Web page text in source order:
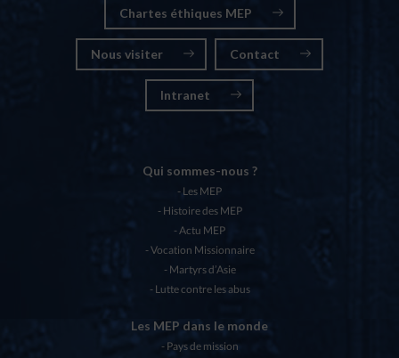
Chartes éthiques MEP
Nous visiter Contact
Intranet
Qui sommes-nous ?
Les MEP
Histoire des MEP
Actu MEP
Vocation Missionnaire
Martyrs d’Asie
Lutte contre les abus
Les MEP dans le monde
Pays de mission